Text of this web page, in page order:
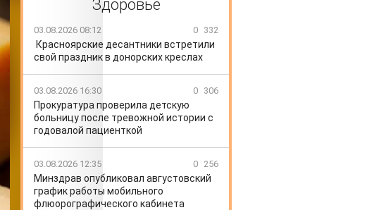
Здоровье
03.08.2026 08:12 0 332
Красноярские десантники встретили
свой праздник в донорских креслах
03.08.2026 16:30 0 306
Прокуратура проверила детскую
больницу после тревожной истории с
годовалой пациенткой
03.08.2026 12:35 0 256
Минздрав опубликовал августовский
график работы мобильного
флюорографического кабинета